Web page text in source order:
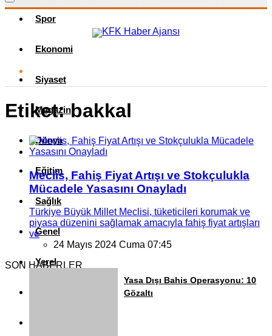
Spor
Ekonomi
Siyaset
Magazin
Dünya
Eğitim
Sağlık
Genel
Yerel
Etiket:bakkal
Meclis, Fahiş Fiyat Artışı ve Stokçulukla
Mücadele Yasasını Onayladı
Türkiye Büyük Millet Meclisi, tüketicileri korumak ve
piyasa düzenini sağlamak amacıyla fahiş fiyat artışları
ve
24 Mayıs 2024 Cuma 07:45
SON HABERLER
Yasa Dışı Bahis Operasyonu: 10
Gözaltı